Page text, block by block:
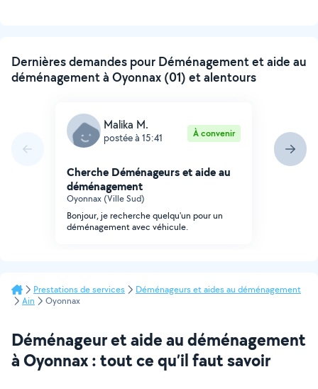
Dernières demandes pour Déménagement et aide au
déménagement à Oyonnax (01) et alentours
Malika M.
postée à 15:41 À convenir
Cherche Déménageurs et aide au
déménagement
Oyonnax (Ville Sud)
Bonjour, je recherche quelqu'un pour un
déménagement avec véhicule.
Prestations de services
Déménageurs et aides au déménagement
Ain
Oyonnax
Déménageur et aide au déménagement
à Oyonnax : tout ce qu’il faut savoir